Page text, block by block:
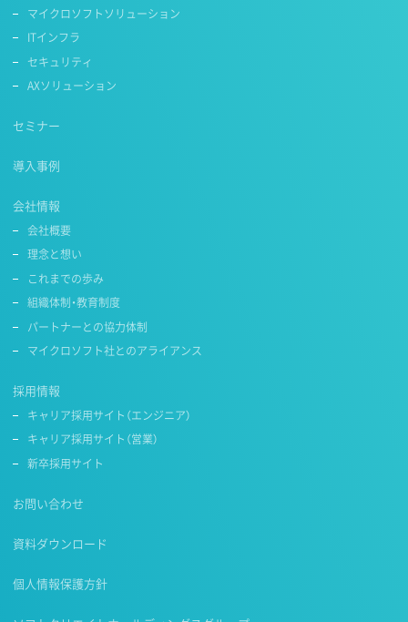
マイクロソフトソリューション
ITインフラ
セキュリティ
AXソリューション
セミナー
導入事例
会社情報
会社概要
理念と想い
これまでの歩み
組織体制・教育制度
パートナーとの協力体制
マイクロソフト社とのアライアンス
採用情報
キャリア採用サイト（エンジニア）
キャリア採用サイト（営業）
新卒採用サイト
お問い合わせ
資料ダウンロード
個人情報保護方針